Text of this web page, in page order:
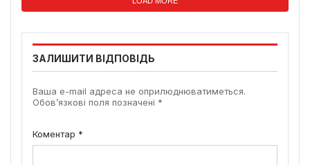
ЗАЛИШИТИ ВІДПОВІДЬ
Ваша e-mail адреса не оприлюднюватиметься.
Обов’язкові поля позначені *
Коментар *